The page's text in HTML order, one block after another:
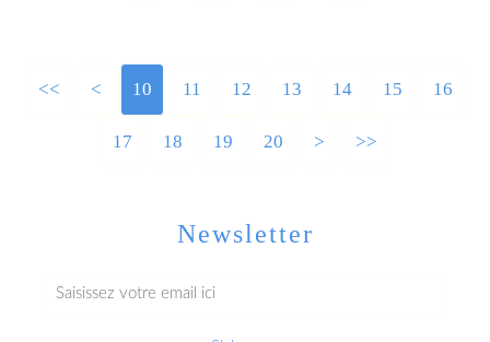
<< < 10 11 12 13 14 15 16
17 18 19 20 30
> >>
Newsletter